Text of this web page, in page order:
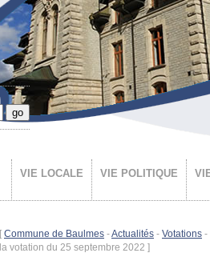
go
VIE LOCALE VIE POLITIQUE
[ Commune de Baulmes -Actualités - Votations -
la votation du 25 septembre 2022 ]